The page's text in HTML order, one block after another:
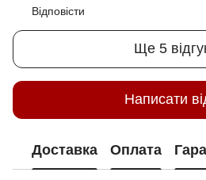
Відповісти
Ще 5
Написати
Доставка Оплата